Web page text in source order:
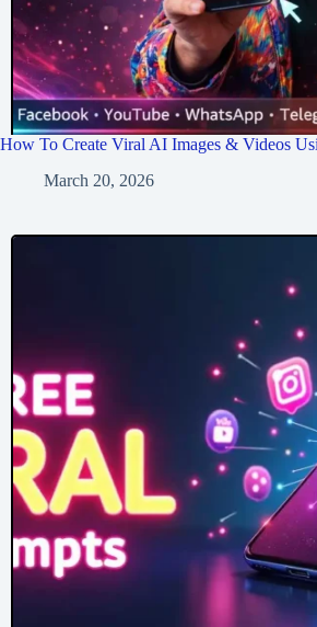
How To Create Viral AI Images & Videos
March 20, 2026